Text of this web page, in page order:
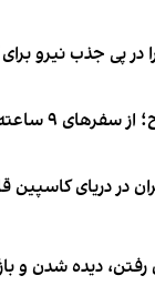
در پی جذب نیرو
زیر آسمان قاهره
در دریای
رفتن، دیده شدن و